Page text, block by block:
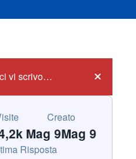
vi scrivo…
Hide
Creato
Mag 9Mag 9
Risposta